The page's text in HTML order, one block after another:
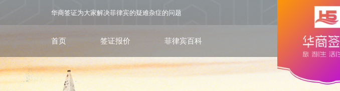
华商签证为大家解决菲律宾的疑难杂症的问题
首页 签证报价 菲律宾百科